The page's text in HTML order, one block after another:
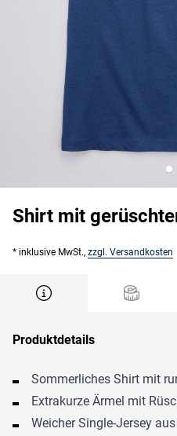
Shirt mit
* inklusive MwSt., zzgl. Versandkosten
Produktdetails
Sommerliches Shirt mit
Extrakurze Ärmel mit
Weicher Single-Jersey